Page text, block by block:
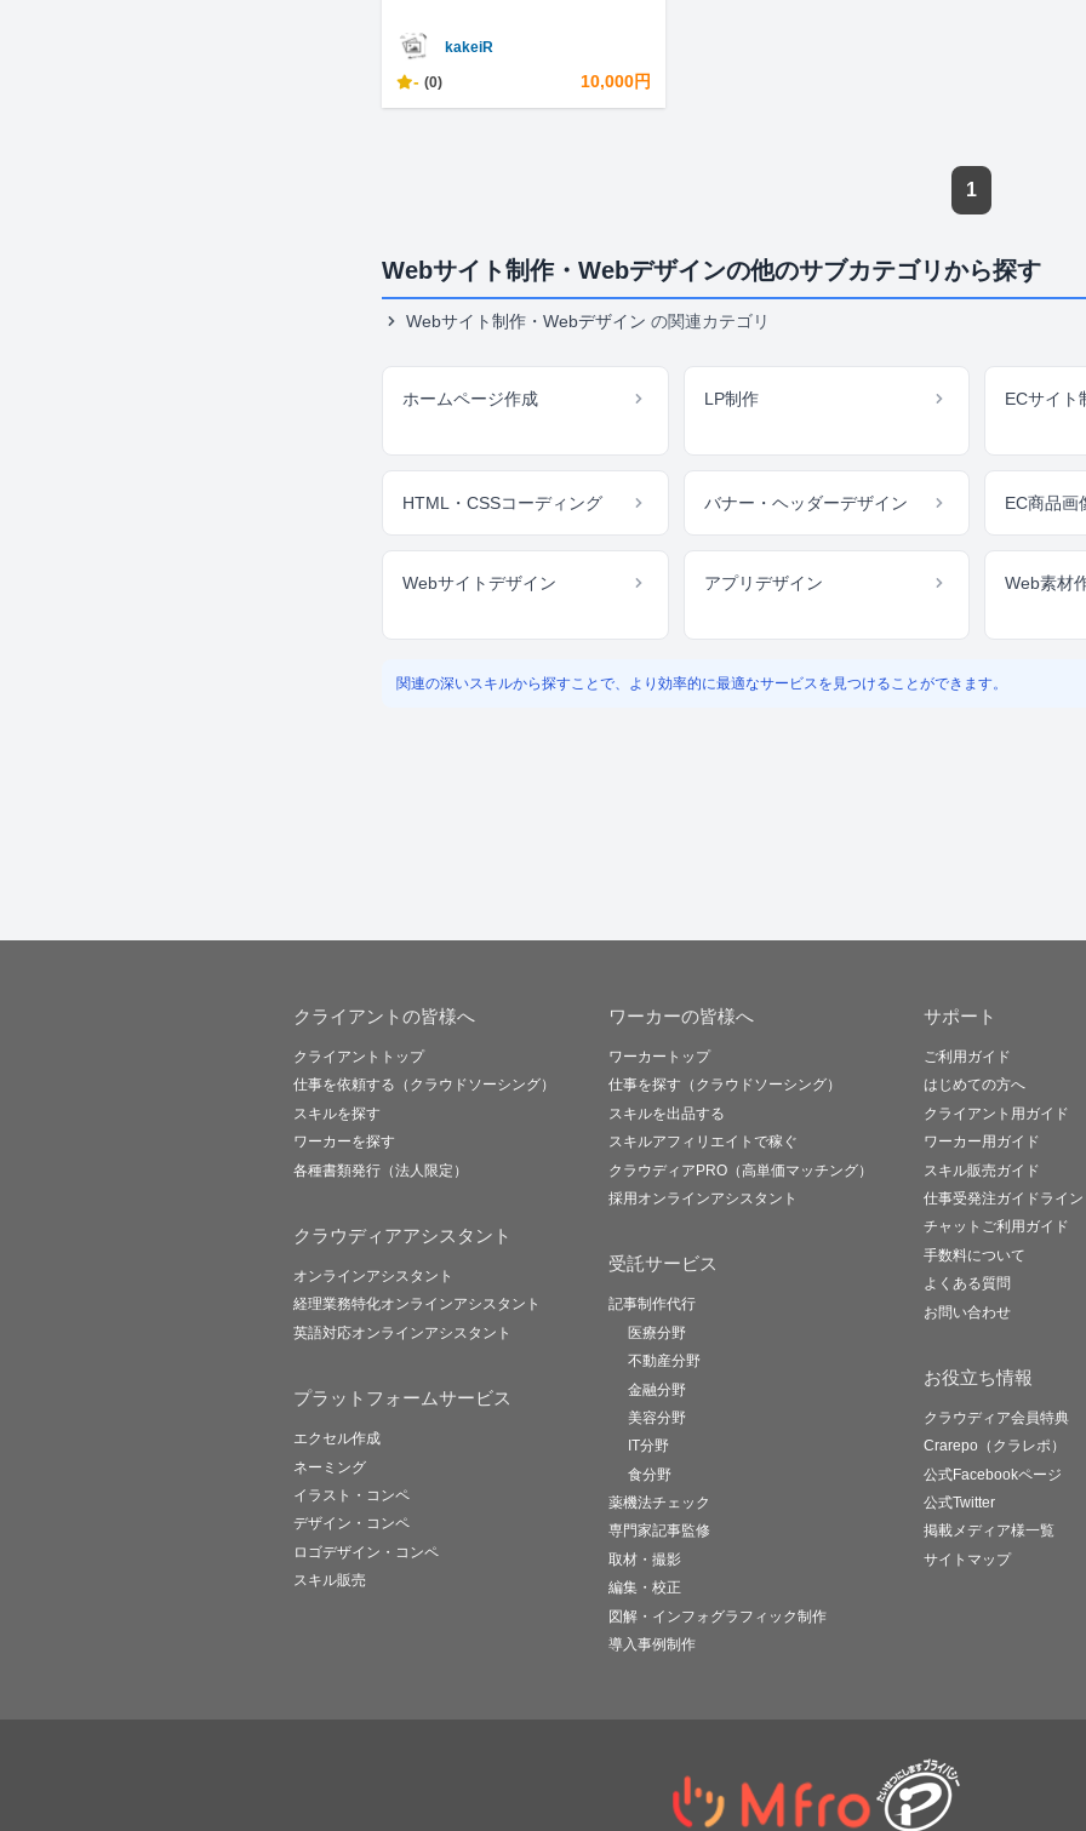
kakeiR
- (0) 10,000円
1
Webサイト制作・Webデザインの他のサブカテゴリから探す
Webサイト制作・Webデザイン の関連カテゴリ
ホームページ作成 LP制作 ECサイト
HTML・CSSコーディング バナー・ヘッダーデザイン EC商品画
Webサイトデザイン アプリデザイン Web素材
関連の深いスキルから探すことで、より効率的に最適なサービスを見つけることができます。
クライアントの皆様へ
クライアントトップ
仕事を依頼する（クラウドソーシング）
スキルを探す
ワーカーを探す
各種書類発行（法人限定）
クラウディアアシスタント
オンラインアシスタント
経理業務特化オンラインアシスタント
英語対応オンラインアシスタント
プラットフォームサービス
エクセル作成
ネーミング
イラスト・コンペ
デザイン・コンペ
ロゴデザイン・コンペ
スキル販売
ワーカーの皆様へ
ワーカートップ
仕事を探す（クラウドソーシング）
スキルを出品する
スキルアフィリエイトで稼ぐ
クラウディアPRO（高単価マッチング）
採用オンラインアシスタント
受託サービス
記事制作代行
医療分野
不動産分野
金融分野
美容分野
IT分野
食分野
薬機法チェック
専門家記事監修
取材・撮影
編集・校正
図解・インフォグラフィック制作
導入事例制作
サポート
ご利用ガイド
はじめての方へ
クライアント用ガイド
ワーカー用ガイド
スキル販売ガイド
仕事受発注ガイドライン
チャットご利用ガイド
手数料について
よくある質問
お問い合わせ
お役立ち情報
クラウディア会員特典
Crarepo（クラレポ）
公式Facebookページ
公式Twitter
掲載メディア様一覧
サイトマップ